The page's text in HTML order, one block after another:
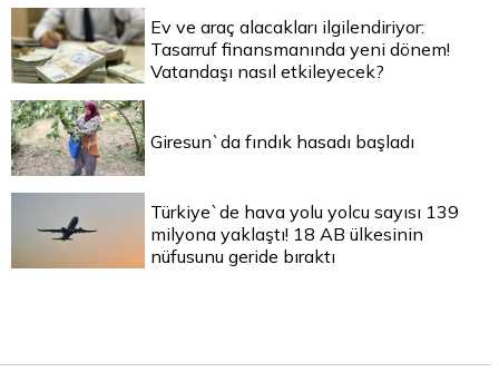
Ev ve araç alacakları ilgilendiriyor:
Tasarruf finansmanında yeni dönem!
Vatandaşı nasıl etkileyecek?
Giresun`da fındık hasadı başladı
Türkiye`de hava yolu yolcu sayısı 139
milyona yaklaştı! 18 AB ülkesinin
nüfusunu geride bıraktı